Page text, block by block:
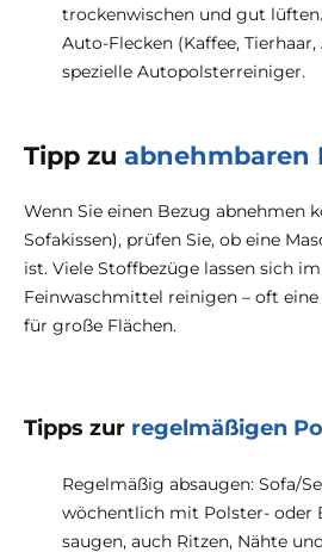
trockenwischen und gut
Auto-Flecken (Kaffee,
spezielle Autopolsterreiniger.
Tipp zu abnehmbaren
Wenn Sie einen Bezug abnehmen
Sofakissen), prüfen Sie, ob eine
ist. Viele Stoffbezüge lassen sich
Feinwaschmittel reinigen – oft
für große Flächen.
Tipps zur regelmäßigen
Regelmäßig absaugen: Sofa/
wöchentlich mit Polster- oder
saugen, auch Ritzen, Nähte